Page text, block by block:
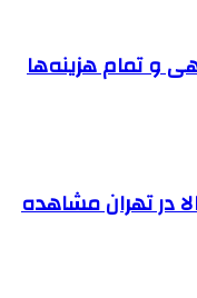
و تمام هزینه‌ها
در تهران مشاهده